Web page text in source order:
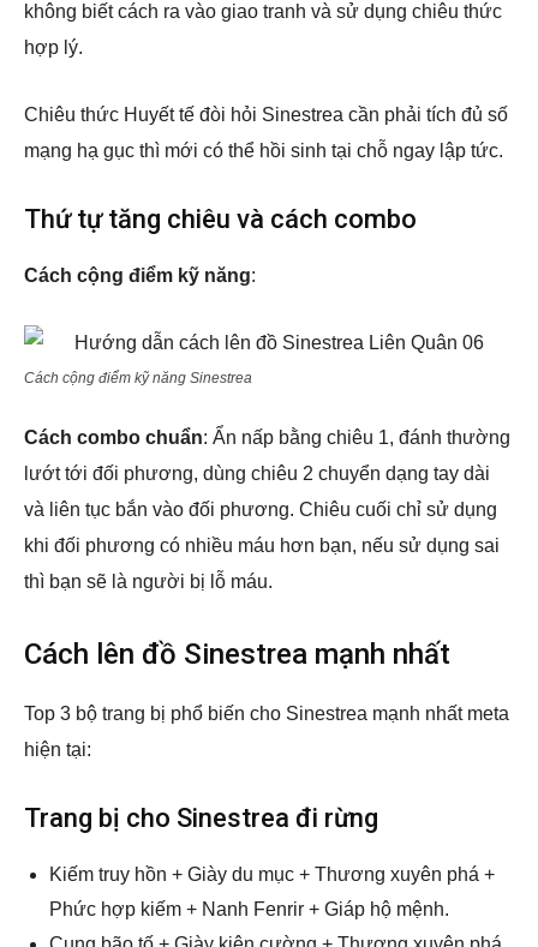
không biết cách ra vào giao tranh và sử dụng chiêu thức
hợp lý.
Chiêu thức Huyết tế đòi hỏi Sinestrea cần phải tích đủ số
mạng hạ gục thì mới có thể hồi sinh tại chỗ ngay lập tức.
Thứ tự tăng chiêu và cách combo
Cách cộng điểm kỹ năng:
Cách cộng điểm kỹ năng Sinestrea
Cách combo chuẩn: Ẩn nấp bằng chiêu 1, đánh thường
lướt tới đối phương, dùng chiêu 2 chuyển dạng tay dài
và liên tục bắn vào đối phương. Chiêu cuối chỉ sử dụng
khi đối phương có nhiều máu hơn bạn, nếu sử dụng sai
thì bạn sẽ là người bị lỗ máu.
Cách lên đồ Sinestrea mạnh nhất
Top 3 bộ trang bị phổ biến cho Sinestrea mạnh nhất meta
hiện tại:
Trang bị cho Sinestrea đi rừng
Kiếm truy hồn + Giày du mục + Thương xuyên phá +
Phức hợp kiếm + Nanh Fenrir + Giáp hộ mệnh.